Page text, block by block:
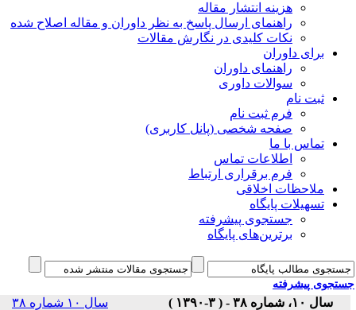
هزینه انتشار مقاله
راهنمای ارسال پاسخ به نظر داوران و مقاله اصلاح شده
نکات کلیدی در نگارش مقالات
برای داوران
راهنمای داوران
سوالات داوری
ثبت نام
فرم ثبت نام
صفحه شخصی (پانل کاربری)
تماس با ما
اطلاعات تماس
فرم برقراری ارتباط
ملاحظات اخلاقی
تسهیلات پایگاه
جستجوی پیشرفته
برترین‌های پایگاه
پیشرفته
سال ۱۰، شماره ۳۸ - ( ۳-۱۳۹۰ )
سال ۱۰ شماره ۳۸